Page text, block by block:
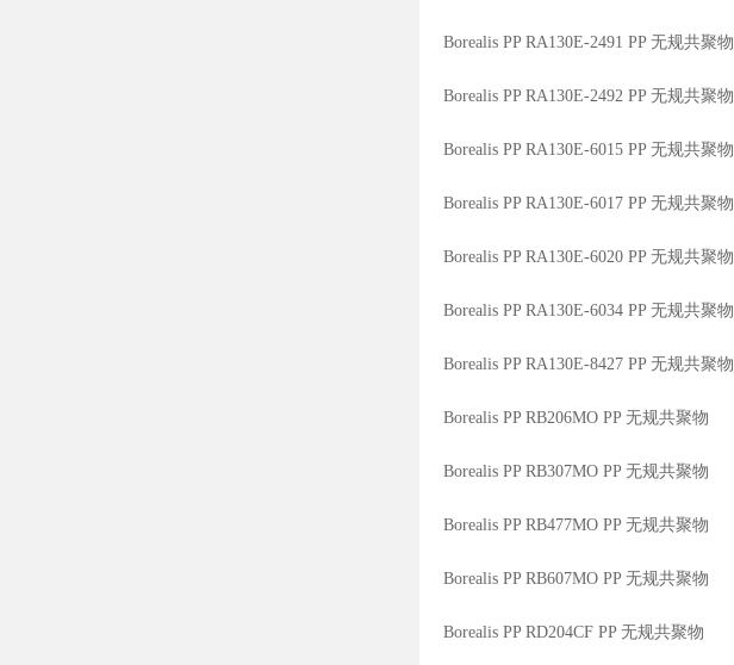
Borealis PP RA130E-2491 PP无规共聚物
Borealis PP RA130E-2492 PP无规共聚物
Borealis PP RA130E-6015 PP无规共聚物
Borealis PP RA130E-6017 PP无规共聚物
Borealis PP RA130E-6020 PP无规共聚物
Borealis PP RA130E-6034 PP无规共聚物
Borealis PP RA130E-8427 PP无规共聚物
Borealis PP RB206MO PP无规共聚物
Borealis PP RB307MO PP无规共聚物
Borealis PP RB477MO PP无规共聚物
Borealis PP RB607MO PP无规共聚物
Borealis PP RD204CF PP无规共聚物